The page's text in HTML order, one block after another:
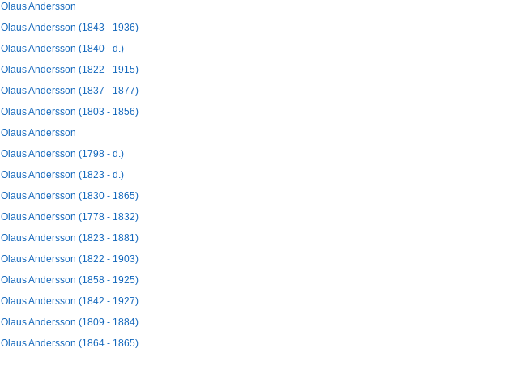
Olaus Andersson
Olaus Andersson (1843 - 1936)
Olaus Andersson (1840 - d.)
Olaus Andersson (1822 - 1915)
Olaus Andersson (1837 - 1877)
Olaus Andersson (1803 - 1856)
Olaus Andersson
Olaus Andersson (1798 - d.)
Olaus Andersson (1823 - d.)
Olaus Andersson (1830 - 1865)
Olaus Andersson (1778 - 1832)
Olaus Andersson (1823 - 1881)
Olaus Andersson (1822 - 1903)
Olaus Andersson (1858 - 1925)
Olaus Andersson (1842 - 1927)
Olaus Andersson (1809 - 1884)
Olaus Andersson (1864 - 1865)